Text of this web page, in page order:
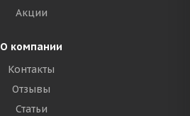
Акции
О компании
Контакты
Отзывы
Статьи